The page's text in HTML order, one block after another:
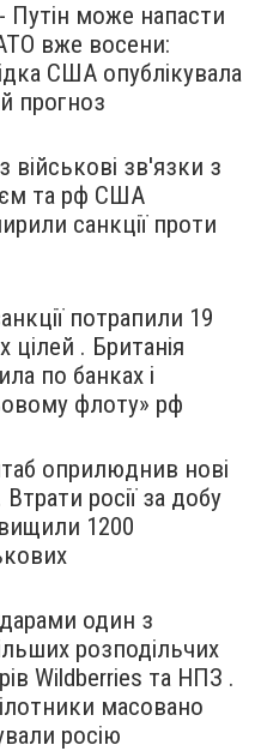
Путін може напасти
вже восени:
США опублікувала
прогноз
військові зв'язки з
та рф США
санкції проти
потрапили 19
цілей . Британія
по банках і
флоту» рф
оприлюднив нові
Втрати росії за добу
1200
один з
розподільчих
Wildberries та НПЗ .
масовано
росію